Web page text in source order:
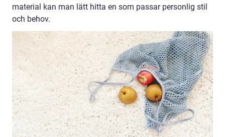
material kan man lätt hitta en som passar personlig stil
och behov.